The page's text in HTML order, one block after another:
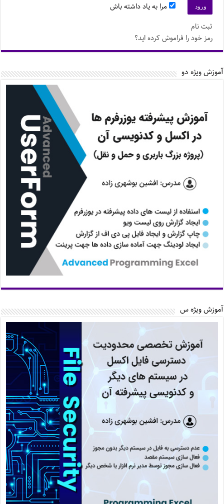
مرا به یاد داشته باش
ثبت نام
رمز خود را فراموش کرده اید؟
آموزش ویژه دو
آموزش ویژه س